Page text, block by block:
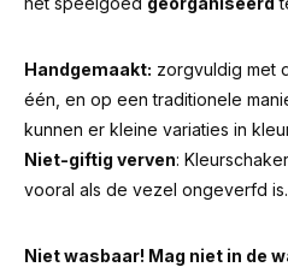
Handgemaakt: zorgvuldig met
één, en op een traditionele
kunnen er kleine variaties in
Niet-giftig verven:
vooral als de vezel ongeverfd is.
Niet wasbaar! Mag niet in de